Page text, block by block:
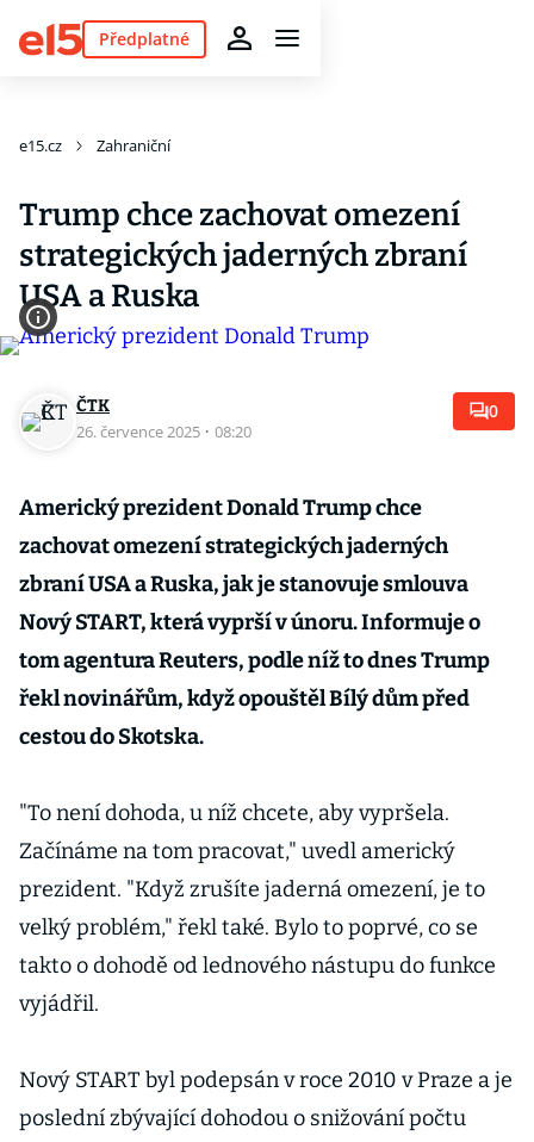
Předplatné
e15.cz Zahraniční
Trump chce zachovat omezení
strategických jaderných zbraní
USA a Ruska
ČTK
26. července 2025 · 08:20
0
Americký prezident Donald Trump chce
zachovat omezení strategických jaderných
zbraní USA a Ruska, jak je stanovuje smlouva
Nový START, která vyprší v únoru. Informuje o
tom agentura Reuters, podle níž to dnes Trump
řekl novinářům, když opouštěl Bílý dům před
cestou do Skotska.
"To není dohoda, u níž chcete, aby vypršela.
Začínáme na tom pracovat," uvedl americký
prezident. "Když zrušíte jaderná omezení, je to
velký problém," řekl také. Bylo to poprvé, co se
takto o dohodě od lednového nástupu do funkce
vyjádřil.
Nový START byl podepsán v roce 2010 v Praze a je
poslední zbývající dohodou o snižování počtu